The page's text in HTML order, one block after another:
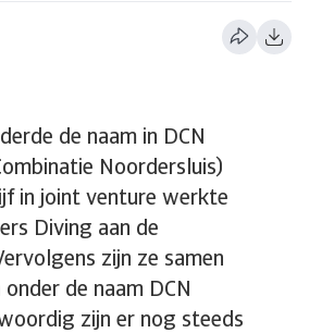
de naam in DCN
Noordersluis)
in joint venture werkte
Diving aan de
zijn ze samen
de naam DCN
zijn er nog steeds